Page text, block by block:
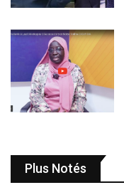
Plus Notés